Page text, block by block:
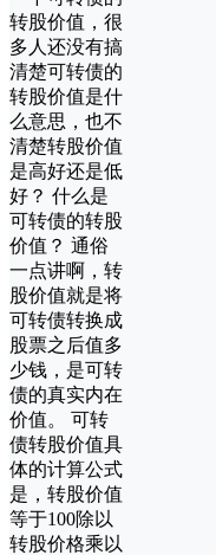
转股价值，很
多人还没有搞
清楚可转债的
转股价值是什
么意思，也不
清楚转股价值
是高好还是低
好？ 什么是
可转债的转股
价值？ 通俗
一点讲啊，转
股价值就是将
可转债转换成
股票之后值多
少钱，是可转
债的真实内在
价值。 可转
债转股价值具
体的计算公式
是，转股价值
等于100除以
转股价格乘以